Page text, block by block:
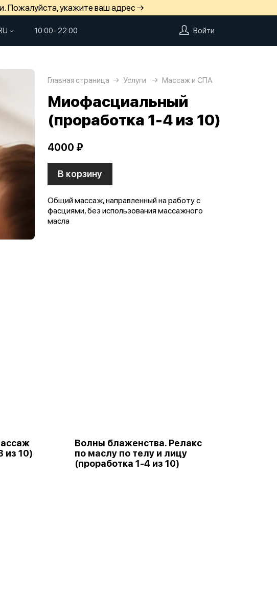
Пожалуйста, укажите ваш адрес →
10:00−22:00 Войти
Главная страница Услуги Массаж и СПА
Миофасциальный
(проработка 1-4 из 10)
4000 ₽
В корзину
Общий массаж, направленный на работу с
фасциями, без использования массажного
масла
из 10)
Волны блаженства. Релакс
по маслу по телу и лицу
(проработка 1-4 из 10)